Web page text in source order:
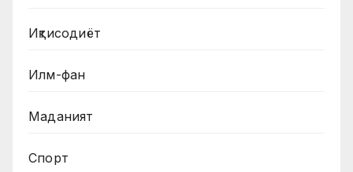
Иқтисодиёт
Илм-фан
Маданият
Спорт